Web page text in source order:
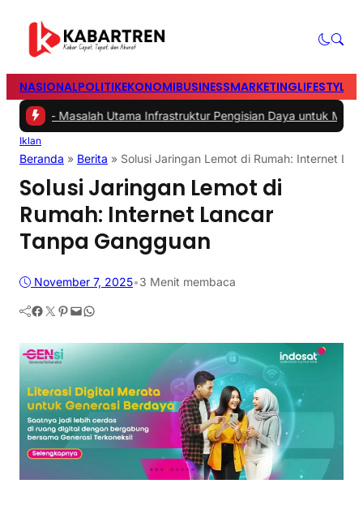
NASIONALPOLITIKEKONOMIBUSINESSMARKETINGLIFESTYLE
Masalah Utama Infrastruktur Pengisian Daya untuk Mobil Listrik
Iklan
Beranda » Berita » Solusi Jaringan Lemot di Rumah: Internet
Solusi Jaringan Lemot di
Rumah: Internet Lancar
Tanpa Gangguan
November 7, 2025•3 Menit membaca
Facebook Twitter Pinterest Mail WhatsApp